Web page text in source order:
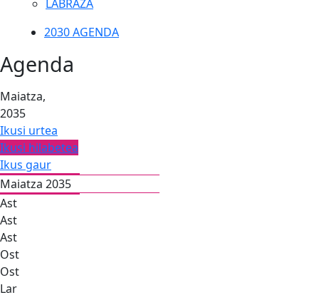
LABRAZA
2030 AGENDA
Agenda
Maiatza,
2035
Ikusi urtea
Ikusi hilabetea
Ikus gaur
Maiatza 2035
Ast
Ast
Ast
Ost
Ost
Lar